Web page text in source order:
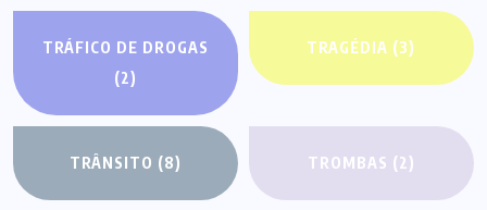
TRÁFICO DE DROGAS
(2)
TRAGÉDIA (3)
TRÂNSITO (8) TROMBAS (2)